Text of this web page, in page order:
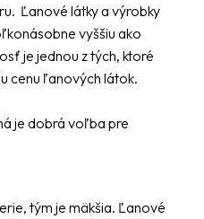
Ľanové látky a výrobky
vyššiu ako
je jednou z tých, ktoré
cenu ľanových látok.
je dobrá voľba pre
tým je mäkšia. Ľanové